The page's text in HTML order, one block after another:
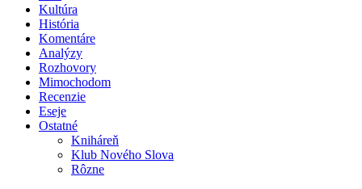
Kultúra
História
Komentáre
Analýzy
Rozhovory
Mimochodom
Recenzie
Eseje
Ostatné
Kniháreň
Klub Nového Slova
Rôzne